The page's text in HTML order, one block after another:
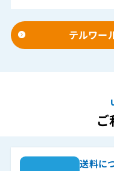
テルワー
ご
送料に